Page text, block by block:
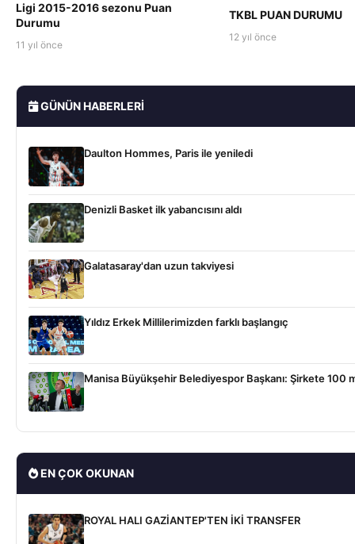
Ligi 2015-2016 sezonu Puan
Durumu
11 yıl önce
TKBL PUAN DURUMU
12 yıl önce
GÜNÜN HABERLERI
Daulton Hommes, Paris ile yeniledi
Denizli Basket ilk yabancısını aldı
Galatasaray'dan uzun takviyesi
Yıldız Erkek Millilerimizden farklı başlangıç
Manisa Büyükşehir Belediyespor Başkanı: Şirkete 100
EN ÇOK OKUNAN
ROYAL HALI GAZİANTEP'TEN İKİ TRANSFER